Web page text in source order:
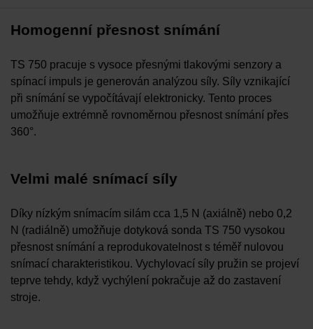
Homogenní přesnost snímání
TS 750 pracuje s vysoce přesnými tlakovými senzory a
spínací impuls je generován analýzou síly. Síly vznikající
při snímání se vypočítávají elektronicky. Tento proces
umožňuje extrémně rovnoměrnou přesnost snímání přes
360°.
Velmi malé snímací síly
Díky nízkým snímacím silám cca 1,5 N (axiálně) nebo 0,2
N (radiálně) umožňuje dotyková sonda TS 750 vysokou
přesnost snímání a reprodukovatelnost s téměř nulovou
snímací charakteristikou. Vychylovací síly pružin se projeví
teprve tehdy, když vychýlení pokračuje až do zastavení
stroje.